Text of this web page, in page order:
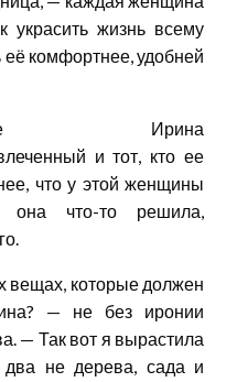
украсить жизнь всему
комфортнее, удобней
Ирина
и тот, кто ее
что у этой женщины
она что-то решила,
вещах, которые должен
— не без иронии
— Так вот я вырастила
два не дерева, сада и